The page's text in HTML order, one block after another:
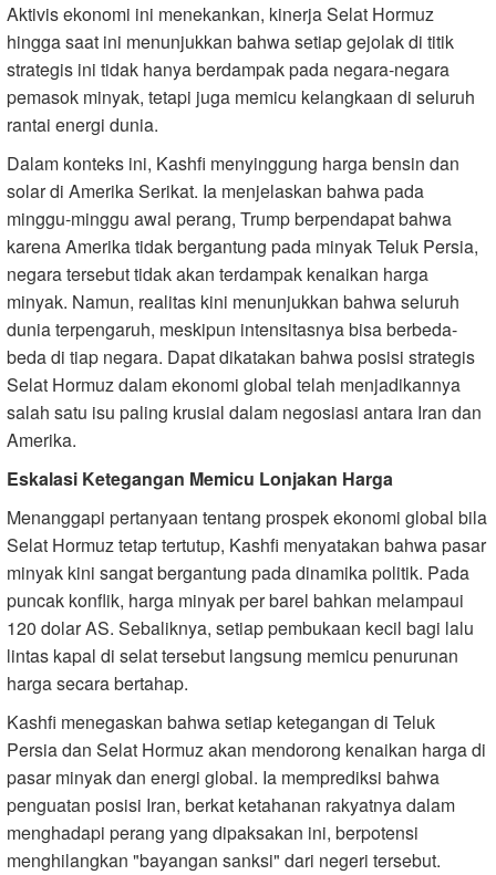
Aktivis ekonomi ini menekankan, kinerja Selat Hormuz
hingga saat ini menunjukkan bahwa setiap gejolak di titik
strategis ini tidak hanya berdampak pada negara-negara
pemasok minyak, tetapi juga memicu kelangkaan di seluruh
rantai energi dunia.
Dalam konteks ini, Kashfi menyinggung harga bensin dan
solar di Amerika Serikat. Ia menjelaskan bahwa pada
minggu-minggu awal perang, Trump berpendapat bahwa
karena Amerika tidak bergantung pada minyak Teluk Persia,
negara tersebut tidak akan terdampak kenaikan harga
minyak. Namun, realitas kini menunjukkan bahwa seluruh
dunia terpengaruh, meskipun intensitasnya bisa berbeda-
beda di tiap negara. Dapat dikatakan bahwa posisi strategis
Selat Hormuz dalam ekonomi global telah menjadikannya
salah satu isu paling krusial dalam negosiasi antara Iran dan
Amerika.
Eskalasi Ketegangan Memicu Lonjakan Harga
Menanggapi pertanyaan tentang prospek ekonomi global bila
Selat Hormuz tetap tertutup, Kashfi menyatakan bahwa pasar
minyak kini sangat bergantung pada dinamika politik. Pada
puncak konflik, harga minyak per barel bahkan melampaui
120 dolar AS. Sebaliknya, setiap pembukaan kecil bagi lalu
lintas kapal di selat tersebut langsung memicu penurunan
harga secara bertahap.
Kashfi menegaskan bahwa setiap ketegangan di Teluk
Persia dan Selat Hormuz akan mendorong kenaikan harga di
pasar minyak dan energi global. Ia memprediksi bahwa
penguatan posisi Iran, berkat ketahanan rakyatnya dalam
menghadapi perang yang dipaksakan ini, berpotensi
menghilangkan "bayangan sanksi" dari negeri tersebut.